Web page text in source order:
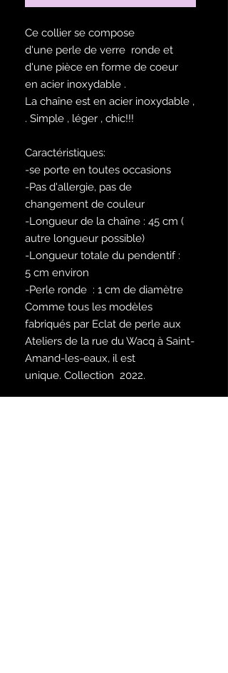
Ce collier se compose
d'une perle de verre ronde et
d'une pièce en forme de coeur
en acier inoxydable .
La chaîne est en acier inoxydable ,
. Simple , léger , chic!!!
Caractéristiques:
-se porte en toutes occasions
-Pas d'allergie, pas de
changement de couleur
-Longueur de la chaîne : 45 cm (
autre longueur possible)
-Longueur totale du pendentif :
5 cm environ
-Perle ronde : 1 cm de diamètre
Comme tous les modèles
fabriqués par Eclat de perle aux
Ateliers de la rue du Wacq à Saint-
Amand-les-eaux, il est
unique. Collection 2022.